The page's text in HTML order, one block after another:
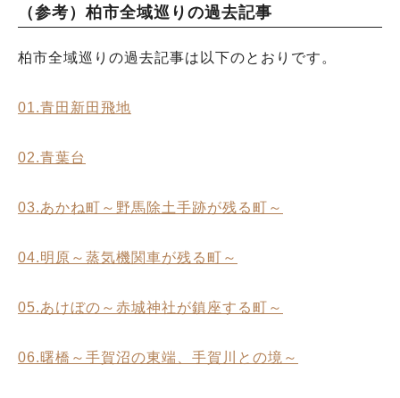
（参考）柏市全域巡りの過去記事
柏市全域巡りの過去記事は以下のとおりです。
01.青田新田飛地
02.青葉台
03.あかね町～野馬除土手跡が残る町～
04.明原～蒸気機関車が残る町～
05.あけぼの～赤城神社が鎮座する町～
06.曙橋～手賀沼の東端、手賀川との境～